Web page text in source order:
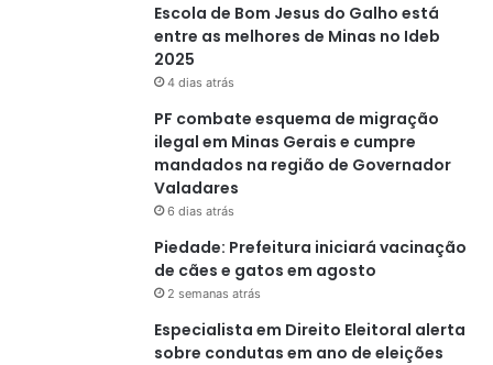
Escola de Bom Jesus do Galho está
entre as melhores de Minas no Ideb
2025
4 dias atrás
PF combate esquema de migração
ilegal em Minas Gerais e cumpre
mandados na região de Governador
Valadares
6 dias atrás
Piedade: Prefeitura iniciará vacinação
de cães e gatos em agosto
2 semanas atrás
Especialista em Direito Eleitoral alerta
sobre condutas em ano de eleições